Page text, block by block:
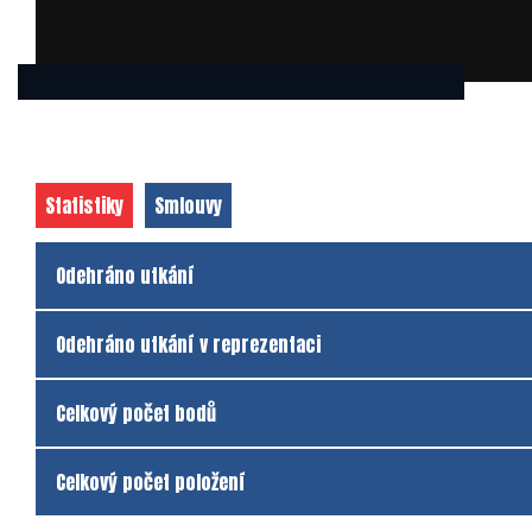
Statistiky Smlouvy
Odehráno utkání
Odehráno utkání v reprezentaci
Celkový počet bodů
Celkový počet položení